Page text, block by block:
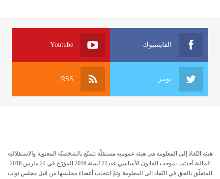
الفايسبوك Youtube
تويتر RSS
هيئة النّفاذ إلى المعلومة هي هيئة عمومية مستقلّة تتمتّع بالشخصيّة المعنوية والاستقلالية
المالية أحدثت بموجب القانون الأساسي عدد22 لسنة 2016 المؤرّخ في 24 مارس 2016
المتعلّق بالحق في النّفاذ الى المعلومة وتمّ انتخاب أعضاء مجلسها من قبل مجلس نواب